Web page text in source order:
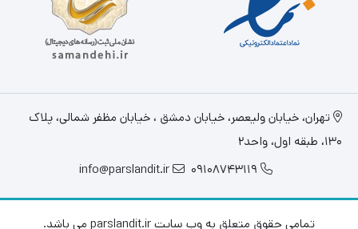
تهران، خيابان وليعصر، خیابان دمشق ، خیابان مظفر شمالی، پلاک
130، طبقه اول، واحد2
09108743119
info@parslandit.ir
تمامی حقوق متعلق به وب سایت parslandit.ir می باشد.